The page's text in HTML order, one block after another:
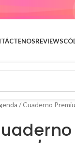
REVIEWS
/ Cuaderno